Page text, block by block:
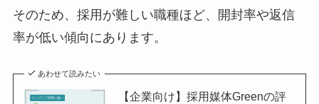
そのため、採用が難しい職種ほど、開封率や返信
率が低い傾向にあります。
あわせて読みたい
【企業向け】採用媒体Greenの評